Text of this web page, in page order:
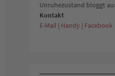
Unruhezustand bloggt
Kontakt
E-Mail | Handy | Facebook